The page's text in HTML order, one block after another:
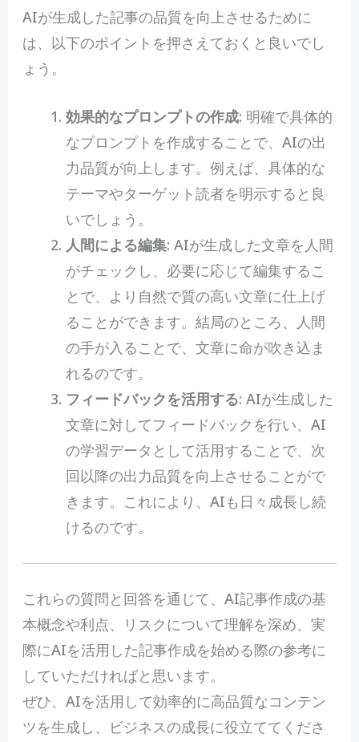
AIが生成した記事の品質を向上させるために
は、以下のポイントを押さえておくと良いでし
ょう。
効果的なプロンプトの作成: 明確で具体的
なプロンプトを作成することで、AIの出
力品質が向上します。例えば、具体的な
テーマやターゲット読者を明示すると良
いでしょう。
人間による編集: AIが生成した文章を人間
がチェックし、必要に応じて編集するこ
とで、より自然で質の高い文章に仕上げ
ることができます。結局のところ、人間
の手が入ることで、文章に命が吹き込ま
れるのです。
フィードバックを活用する: AIが生成した
文章に対してフィードバックを行い、AI
の学習データとして活用することで、次
回以降の出力品質を向上させることがで
きます。これにより、AIも日々成長し続
けるのです。
これらの質問と回答を通じて、AI記事作成の基
本概念や利点、リスクについて理解を深め、実
際にAIを活用した記事作成を始める際の参考に
していただければと思います。
ぜひ、AIを活用して効率的に高品質なコンテン
ツを生成し、ビジネスの成長に役立ててくださ